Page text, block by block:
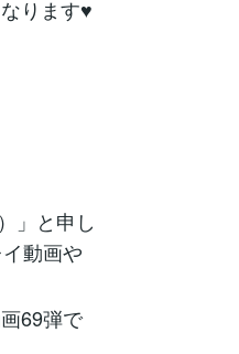
ります♥
」と申し
動画や
69弾で